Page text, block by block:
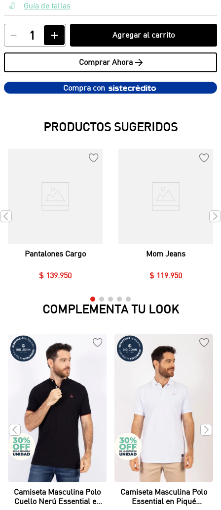
Guía de tallas
＋
－ Agregar al carrito
Comprar Ahora >
Compra con
PRODUCTOS SUGERIDOS
Pantalones Cargo
$ 139 950
Mom Jeans
$ 119 950
COMPLEMENTA TU LOOK
Camiseta Masculina Polo
Cuello Nerú Essential en
Camiseta Masculina Polo
Essential en Piqué